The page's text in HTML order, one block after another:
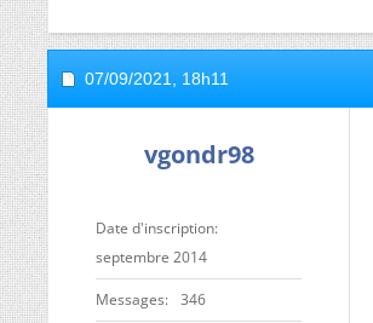
07/09/2021, 18h11
vgondr98
Date d'inscription
septembre 2014
Messages 346